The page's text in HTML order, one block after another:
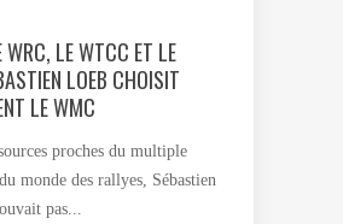
WRC, LE WTCC ET LE
LOEB CHOISIT
LE WMC
proches du multiple
monde des rallyes, Sébastien
pas...